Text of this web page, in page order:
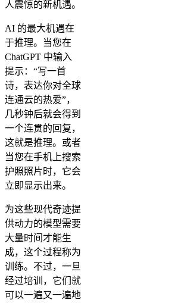
人震惊的新机遇。
AI 的最大机遇在
于推理。当您在
ChatGPT 中输入
提示：“写一首
诗，表达你对全球
连通云的热爱”，
几秒钟后就会得到
一个连贯的回复，
这就是推理。或者
当您在手机上搜索
护照照片时，它会
立即显示出来。
为这些现代奇迹提
供动力的模型需要
大量时间才能生
成，这个过程称为
训练。不过，一旦
经过培训，它们就
可以一遍又一遍地